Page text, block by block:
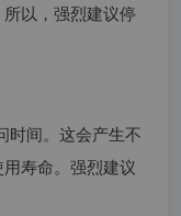
以，强烈建议停
时间。这会产生不
寿命。强烈建议